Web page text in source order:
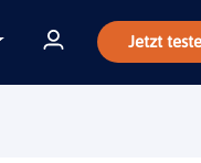
Jetzt